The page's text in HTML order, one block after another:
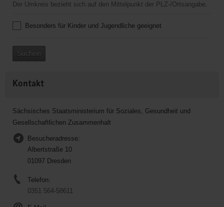
Der Umkreis bezieht sich auf den Mittelpunkt der PLZ-/Ortsangabe.
Besonders für Kinder und Jugendliche geeignet
Suchen
Kontakt
Sächsisches Staatsministerium für Soziales, Gesundheit und
Gesellschaftlichen Zusammenhalt
Besucheradresse:
Albertstraße 10
01097 Dresden
Telefon:
0351 564-58611